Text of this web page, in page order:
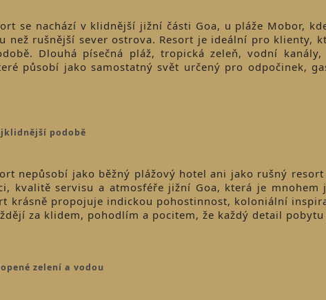
se nachází v klidnější jižní části Goa, u pláže Mobor,
než rušnější sever ostrova. Resort je ideální pro klienty,
Dlouhá písečná pláž, tropická zeleň, vodní
působí jako samostatný svět určený pro odpočinek,
podobě
nepůsobí jako běžný plážový hotel ani jako rušný
kvalitě servisu a atmosféře jižní Goa, která je mnohem
krásně propojuje indickou pohostinnost, koloniální
za klidem, pohodlím a pocitem, že každý detail
zelení a vodou